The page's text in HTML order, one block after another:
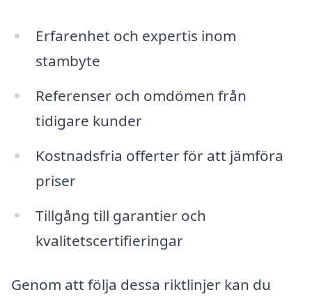
Erfarenhet och expertis inom
stambyte
Referenser och omdömen från
tidigare kunder
Kostnadsfria offerter för att jämföra
priser
Tillgång till garantier och
kvalitetscertifieringar
Genom att följa dessa riktlinjer kan du